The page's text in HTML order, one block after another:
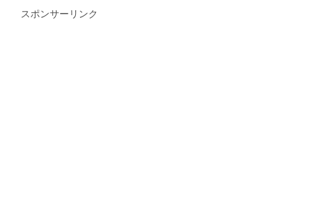
スポンサーリンク